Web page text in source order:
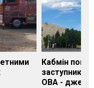
Кабмін
заступника
ОВА -